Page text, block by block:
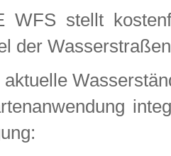
WFS stellt
der